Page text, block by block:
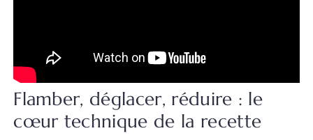
Flamber, déglacer, réduire : le
cœur technique de la recette